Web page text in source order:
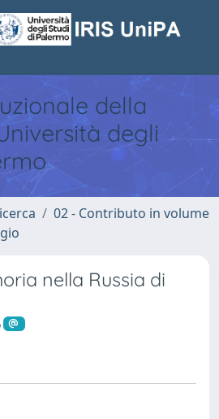
della
degli
02 - Contributo in volume
nella Russia di